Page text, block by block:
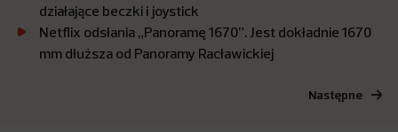
działające beczki i joystick
Netflix odsłania „Panoramę 1670”. Jest dokładnie 1670
mm dłuższa od Panoramy Racławickiej
Następne